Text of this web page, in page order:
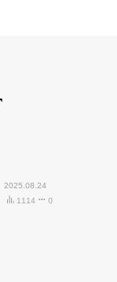
2025.08.24
1114
0